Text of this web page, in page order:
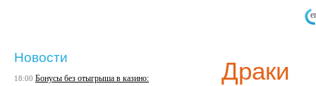
Драки
Новости
18:00 Бонусы без отыгрыша в казино: